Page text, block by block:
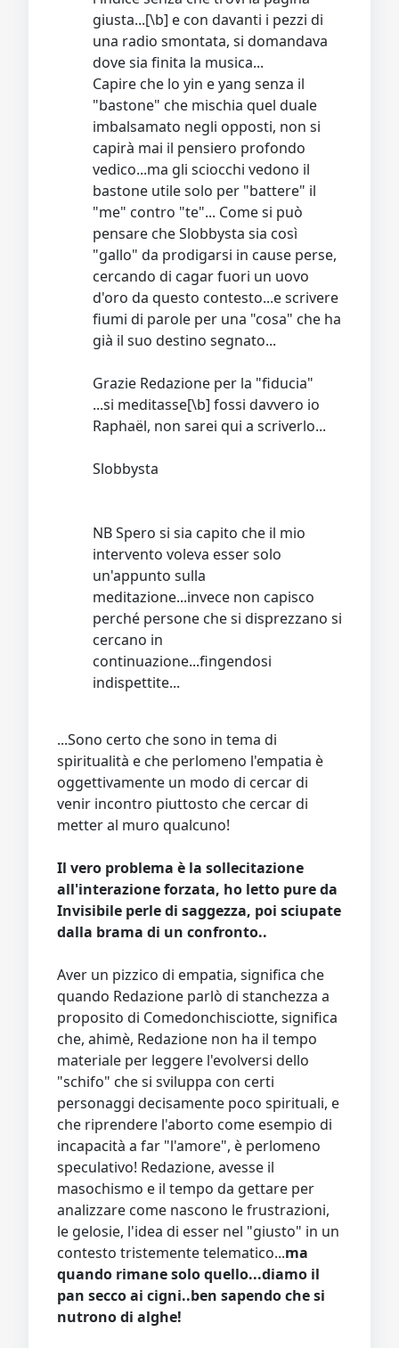
giusta...[\b] e con davanti i pezzi di
una radio smontata, si domandava
dove sia finita la musica...
Capire che lo yin e yang senza il
"bastone" che mischia quel duale
imbalsamato negli opposti, non si
capirà mai il pensiero profondo
vedico...ma gli sciocchi vedono il
bastone utile solo per "battere" il
"me" contro "te"... Come si può
pensare che Slobbysta sia così
"gallo" da prodigarsi in cause perse,
cercando di cagar fuori un uovo
d'oro da questo contesto...e scrivere
fiumi di parole per una "cosa" che ha
già il suo destino segnato...
Grazie Redazione per la "fiducia"
...si meditasse[\b] fossi davvero io
Raphaël, non sarei qui a scriverlo...
Slobbysta
NB Spero si sia capito che il mio
intervento voleva esser solo
un'appunto sulla
meditazione...invece non capisco
perché persone che si disprezzano si
cercano in
continuazione...fingendosi
indispettite...
...Sono certo che sono in tema di
spiritualità e che perlomeno l'empatia è
oggettivamente un modo di cercar di
venir incontro piuttosto che cercar di
metter al muro qualcuno!
Il vero problema è la sollecitazione
all'interazione forzata, ho letto pure da
Invisibile perle di saggezza, poi sciupate
dalla brama di un confronto..
Aver un pizzico di empatia, significa che
quando Redazione parlò di stanchezza a
proposito di Comedonchisciotte, significa
che, ahimè, Redazione non ha il tempo
materiale per leggere l'evolversi dello
"schifo" che si sviluppa con certi
personaggi decisamente poco spirituali, e
che riprendere l'aborto come esempio di
incapacità a far "l'amore", è perlomeno
speculativo! Redazione, avesse il
masochismo e il tempo da gettare per
analizzare come nascono le frustrazioni,
le gelosie, l'idea di esser nel "giusto" in un
contesto tristemente telematico...ma
quando rimane solo quello...diamo il
pan secco ai cigni..ben sapendo che si
nutrono di alghe!